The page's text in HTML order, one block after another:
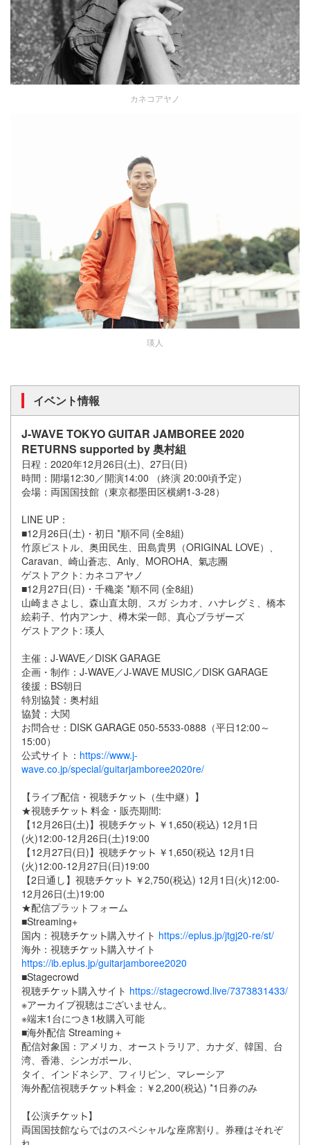
カネコアヤノ
瑛人
イベント情報
J-WAVE TOKYO GUITAR JAMBOREE 2020
RETURNS supported by 奥村組
日程：2020年12月26日(土)、27日(日)
時間：開場12:30／開演14:00 （終演 20:00頃予定）
会場：両国国技館（東京都墨田区横網1-3-28）
LINE UP：
■12月26日(土)・初日 *順不同 (全8組)
竹原ピストル、奥田民生、田島貴男（ORIGINAL LOVE）、
Caravan、崎山蒼志、Anly、MOROHA、氣志團
ゲストアクト: カネコアヤノ
■12月27日(日)・千穐楽 *順不同 (全8組)
山崎まさよし、森山直太朗、スガ シカオ、ハナレグミ、橋本
絵莉子、竹内アンナ、樽木栄一郎、真心ブラザーズ
ゲストアクト: 瑛人
主催：J-WAVE／DISK GARAGE
企画・制作：J-WAVE／J-WAVE MUSIC／DISK GARAGE
後援：BS朝日
特別協賛：奥村組
協賛：大関
お問合せ：DISK GARAGE 050-5533-0888（平日12:00～
15:00）
公式サイト： https://www.j-
wave.co.jp/special/guitarjamboree2020re/
【ライブ配信・視聴
（生中継）】
★視聴
料金・販売期間:
【12月26日(土)】視聴
￥1,650(税込) 12月1日
(火)12:00-12月26日(土)19:00
【12月27日(日)】視聴
￥1,650(税込 12月1日
(火)12:00-12月27日(日)19:00
【2日通し】視聴
￥2,750(税込) 12月1日(火)12:00-
12月26日(土)19:00
★配信プラットフォーム
■Streaming+
国内：視聴
購入サイト https://eplus.jp/jtgj20-re/st/
海外：視聴
購入サイト
https://ib.eplus.jp/guitarjamboree2020
■Stagecrowd
視聴
購入サイト https://stagecrowd.live/7373831433/
※アーカイブ視聴はございません。
※端末1台につき1枚購入可能
■海外配信 Streaming＋
配信対象国：アメリカ、オーストラリア、カナダ、韓国、台
湾、香港、シンガポール、
タイ、インドネシア、フィリピン、マレーシア
海外配信視聴
料金：￥2,200(税込) *1日券のみ
【公演
】
両国国技館ならではのスペシャルな座席割り。券種はそれぞ